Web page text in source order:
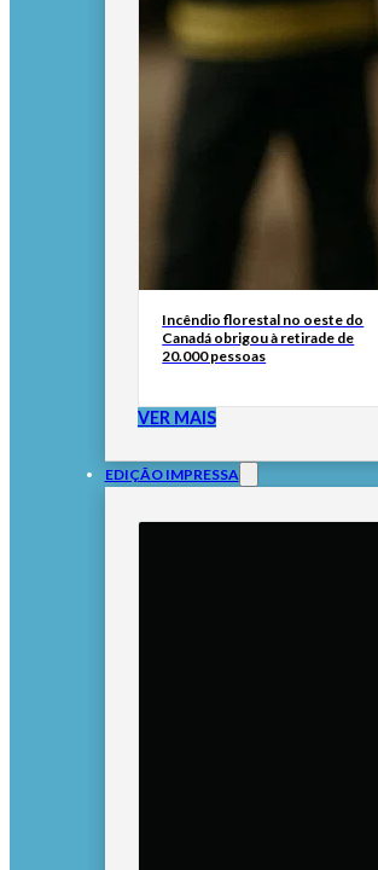
Incêndio florestal no oeste do
Canadá obrigou à retirade de
20.000 pessoas
VER MAIS
EDIÇÃO IMPRESSA